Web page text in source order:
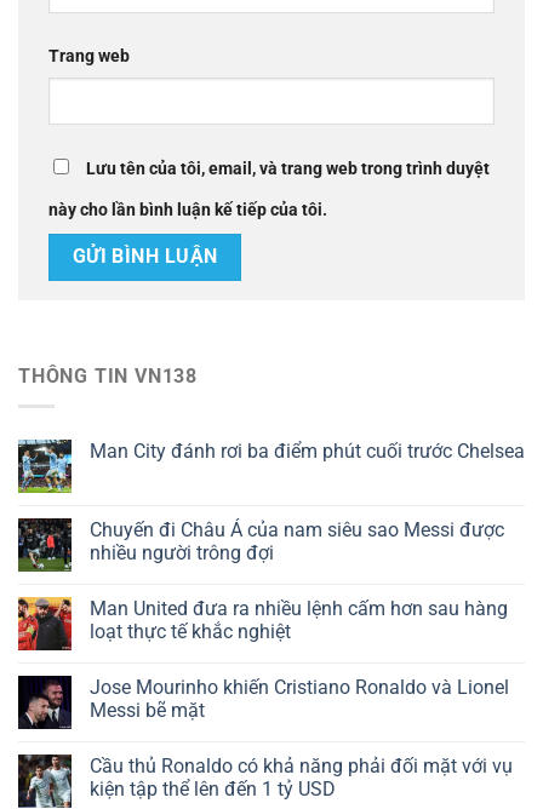
Trang web
Lưu tên của tôi, email, và trang web trong trình duyệt
này cho lần bình luận kế tiếp của tôi.
THÔNG TIN VN138
Man City đánh rơi ba điểm phút cuối trước Chelsea
Chuyến đi Châu Á của nam siêu sao Messi được
nhiều người trông đợi
Man United đưa ra nhiều lệnh cấm hơn sau hàng
loạt thực tế khắc nghiệt
Jose Mourinho khiến Cristiano Ronaldo và Lionel
Messi bẽ mặt
Cầu thủ Ronaldo có khả năng phải đối mặt với vụ
kiện tập thể lên đến 1 tỷ USD